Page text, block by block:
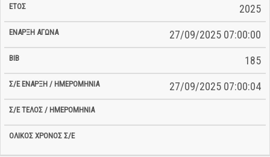
2025
27/09/2025 07:00:00
185
27/09/2025 07:00:04